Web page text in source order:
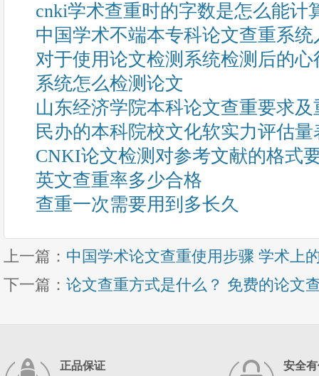
cnki学术查重时的字数是怎么能计
中国学术不端本专科论文查重系统
对于使用论文检测系统检测后的
系统怎么检测论文
山东经济学院本科论文查重要求及
民办的本科院校文化软实力评估
CNKI论文检测对参考文献的格式
英文查重率多少合格
查重一次需要用到多长久
上一篇： 中国学术论文查重使用步骤 学术上
下一篇： 论文查重方式是什么？ 免费的论文
正品保证 安全